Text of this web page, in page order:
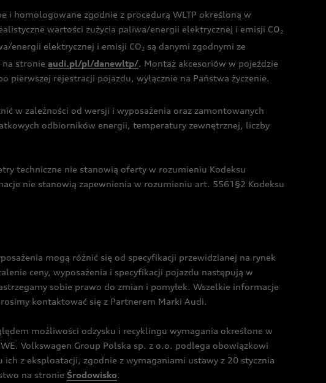
i homologowane zgodnie z procedurą WLTP określoną w
wartości zużycia paliwa/energii elektrycznej i emisji CO2
energii elektrycznej i emisji CO2 są danymi zgodnymi ze
na stronie audi.pl/pl/danewltp/. Montaż akcesoriów w pojeździe
pierwszej rejestracji pojazdu, wyłącznie na Państwa życzenie.
w zależności od wersji i wyposażenia oraz zamontowanych
odbiorników energii, temperatury zewnętrznej, liczby
techniczne nie stanowią oferty w rozumieniu Kodeksu
nie stanowią zapewnienia w rozumieniu art. 5561§2 Kodeksu
mogą różnić się od specyfikacji przewidzianej na rynek
ceny, wyposażenia i specyfikacji pojazdu następują w
sobie prawo do zmian i pomyłek. Wszelkie informacje
kontaktować się z Partnerem Marki Audi.
możliwości odzysku i recyklingu wymagania określone w
Volkswagen Group Polska sp. z o.o. podlega obowiązkowi
z eksploatacji, zgodnie z wymaganiami ustawy z 20 stycznia
na stronie Środowisko.